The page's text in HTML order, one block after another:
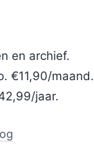
en archief.
€11,90/maand.
jaar.